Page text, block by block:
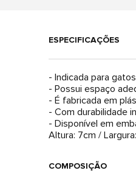
ESPECIFICAÇÕES
- Indicada para
- Possui espaço
- É fabricada em
- Com durabilidade
- Disponível em
Altura: 7cm /
COMPOSIÇÃO